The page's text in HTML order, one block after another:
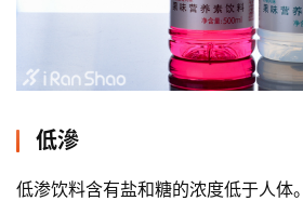
低滲
低渗饮料含有盐和糖的浓度低于人体。